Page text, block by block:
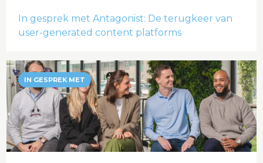
In gesprek met Antagonist: De terugkeer van
user-generated content platforms
IN GESPREK MET